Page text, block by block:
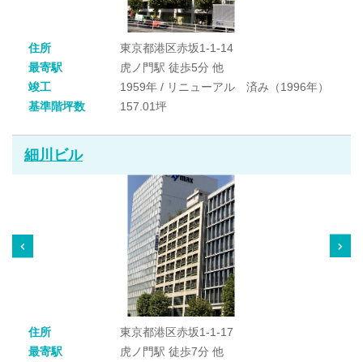
住所
東京都港区赤坂1-1-14
最寄駅
虎ノ門駅 徒歩5分 他
竣工
1959年 / リニューアル 済み（1996年）
基準階坪数
157.01坪
細川ビル
住所
東京都港区赤坂1-1-17
最寄駅
虎ノ門駅 徒歩7分 他